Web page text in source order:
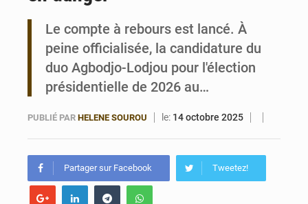
Cotonou 2026-2033 : Le FAGACE s’engage pour le développement urbain
Le compte à rebours est lancé. À
peine officialisée, la candidature du
duo Agbodjo-Lodjou pour l'élection
présidentielle de 2026 au…
PUBLIÉ PAR HELENE SOUROU le: 14 octobre 2025
Partager sur Facebook Tweetez!